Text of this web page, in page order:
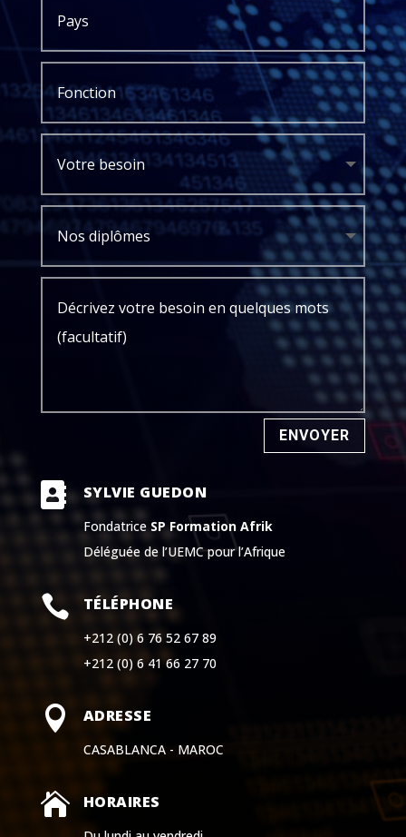
ENVOYER
 SYLVIE GUEDON
Fondatrice SP Formation Afrik
Déléguée de l’UEMC pour l’Afrique
 TÉLÉPHONE
+212 (0) 6 76 52 67 89
+212 (0) 6 41 66 27 70
 ADRESSE
CASABLANCA - MAROC
 HORAIRES